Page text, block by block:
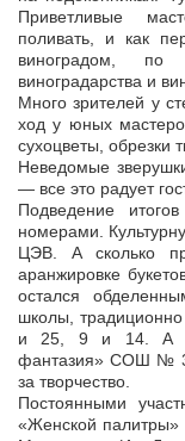
Приветливые
поливать, и как
виноградом, по
виноградарства и
Много зрителей у
ход у юных
сухоцветы, обрезки
Неведомые
— все это радует
Подведение
номерами.
ЦЭВ. А сколько
аранжировке
остался
школы,
и 25, 9 и 14. А
фантазия» СОШ №
за творчество.
Постоянными
«Женской палитры»